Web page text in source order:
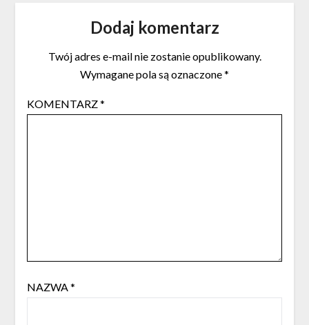
Dodaj komentarz
Twój adres e-mail nie zostanie opublikowany.
Wymagane pola są oznaczone*
KOMENTARZ*
NAZWA*